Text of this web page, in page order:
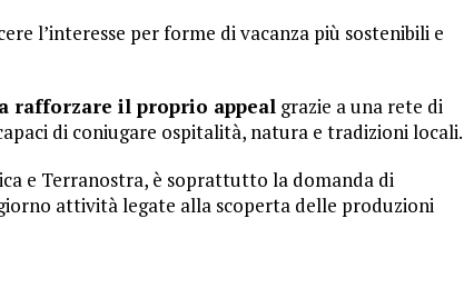
l’interesse per forme di vacanza più sostenibili e
rafforzare il proprio appeal grazie a una rete di
di coniugare ospitalità, natura e tradizioni locali.
e Terranostra, è soprattutto la domanda di
attività legate alla scoperta delle produzioni